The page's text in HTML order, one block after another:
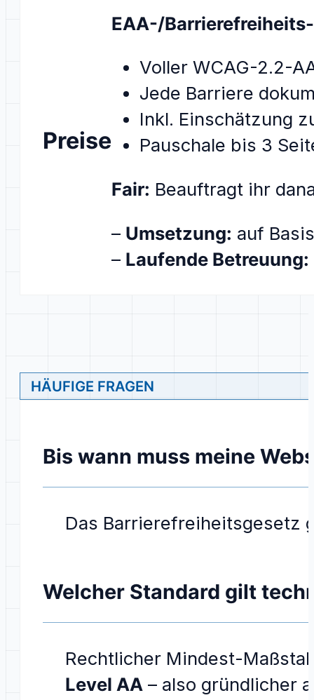
Preise
EAA-/
Voller WCAG-2.2-
Jede Barriere
Inkl. Einschätzung
Pauschale bis 3
Fair: Beauftragt ihr
– Umsetzung: auf
– Laufende Betreuung:
HÄUFIGE FRAGEN
Bis wann muss meine
Das Barrierefreiheitsgesetz
Welcher Standard gilt
Rechtlicher Mindest-
Level AA – also gründlicher